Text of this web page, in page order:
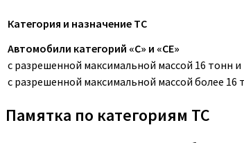
Категория и назначение ТС
Автомобили категорий «C» и «CE»
с разрешенной максимальной массой 16 тонн и
с разрешенной максимальной массой более 16
Памятка по категориям ТС